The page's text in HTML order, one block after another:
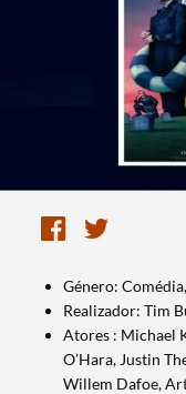
Género:
Realizador: Tim
Atores : Michael
O’Hara, Justin
Willem Dafoe,